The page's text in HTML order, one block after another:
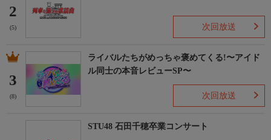
2
(5) 次回放送
3
(8)
ライバルたちがめっちゃ褒めてくる!〜アイド
ル同士の本音レビューSP〜
次回放送
STU48 石田千穂卒業コンサート